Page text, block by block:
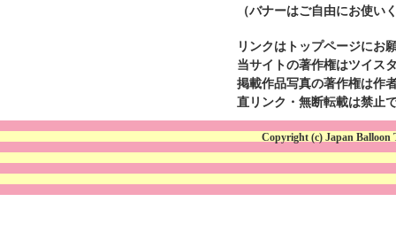
（バナーはご自由にお使い
リンクはトップページに
当サイトの著作権はツイス
掲載作品写真の著作権は作
直リンク・無断転載は禁止
Copyright (c) Japan Balloon